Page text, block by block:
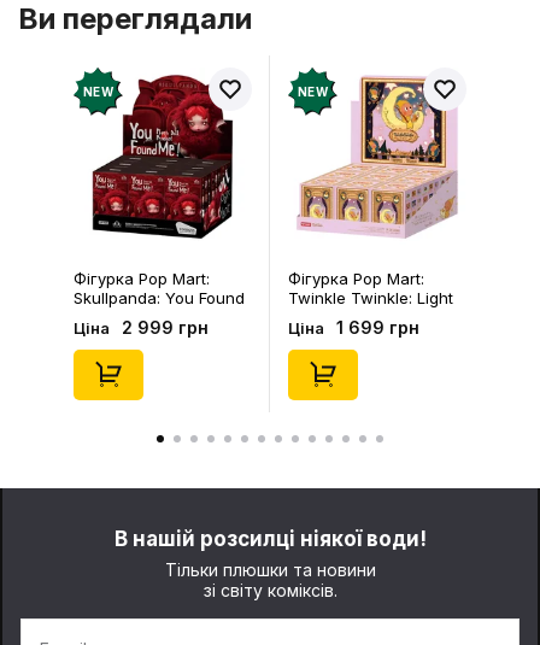
Ви переглядали
NEW
Фігурка Pop Mart:
Twinkle Twinkle: Light
(Blind Box: 1 з 10)
(Secret Edition),
Ціна 1 699 грн
NEW
Брелок Fuggler:
Collectible
(Blind Box: 1 з 24),
Ціна
В нашій розсилці ніякої води!
Тільки плюшки та новини
зі світу коміксів.